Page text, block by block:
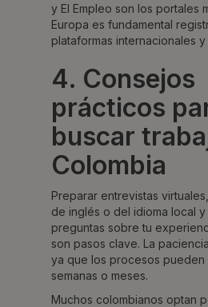
y El Empleo son los portales
Europa es fundamental
plataformas internacionales
4. Consejos
prácticos
buscar
Colombia
Preparar entrevistas
de inglés o del idioma local
preguntas sobre tu
son pasos clave. La
ya que los procesos pueden
semanas o meses.
Muchos colombianos optan